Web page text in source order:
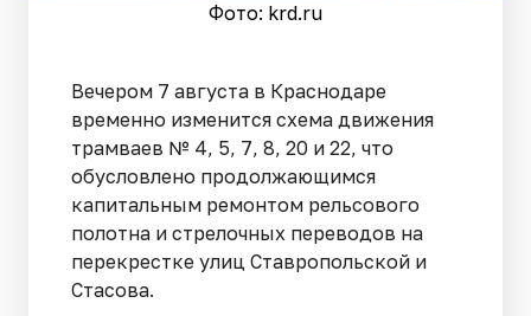
Фото: krd.ru
Вечером 7 августа в Краснодаре
временно изменится схема движения
трамваев № 4, 5, 7, 8, 20 и 22, что
обусловлено продолжающимся
капитальным ремонтом рельсового
полотна и стрелочных переводов на
перекрестке улиц Ставропольской и
Стасова.